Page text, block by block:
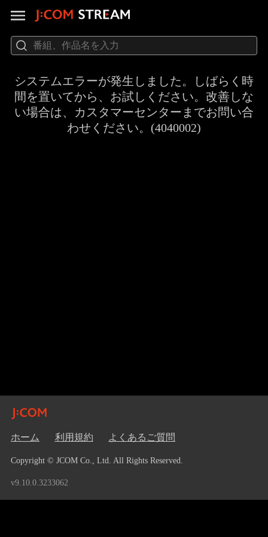
システムエラーが発生しました。しばらく時
間を置いてから、お試しください。改善しな
い場合は、カスタマーセンターまでお問い合
わせください。(4040002)
ホーム 利用規約 よくあるご質問
Copyright © JCOM Co., Ltd. All Rights Reserved.
v9.10.0.3233062